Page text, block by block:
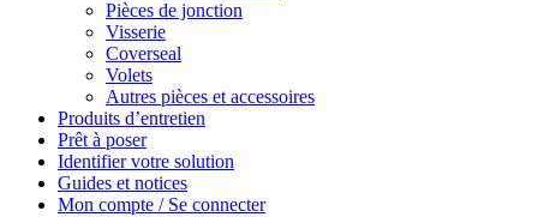
Pièces de jonction
Visserie
Coverseal
Volets
Autres pièces et accessoires
Produits d’entretien
Prêt à poser
Identifier votre solution
Guides et notices
Mon compte / Se connecter